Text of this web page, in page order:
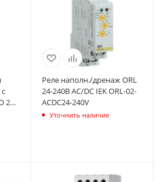
24-
Реле наполн./дренаж ORL
24-240В AC/DC IEK ORL-02-
ACDC24-240V
Уточнить наличие